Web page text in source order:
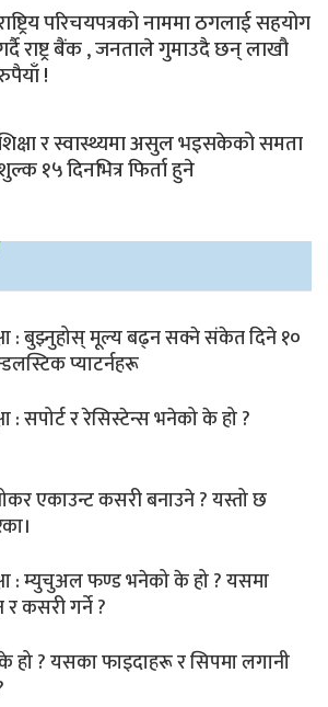
परिचयपत्रको नाममा ठगलाई सहयोग
राष्ट्र बैंक , जनताले गुमाउदै छन् लाखौ
!
र स्वास्थ्यमा असुल भइसकेको समता
१५ दिनभित्र फिर्ता हुने
: बुझ्नुहोस् मूल्य बढ्न सक्ने संकेत दिने १०
प्याटर्नहरू
: सपोर्ट र रेसिस्टेन्स भनेको के हो ?
एकाउन्ट कसरी बनाउने ? यस्तो छ
: म्युचुअल फण्ड भनेको के हो ? यसमा
कसरी गर्ने ?
हो ? यसका फाइदाहरू र सिपमा लगानी